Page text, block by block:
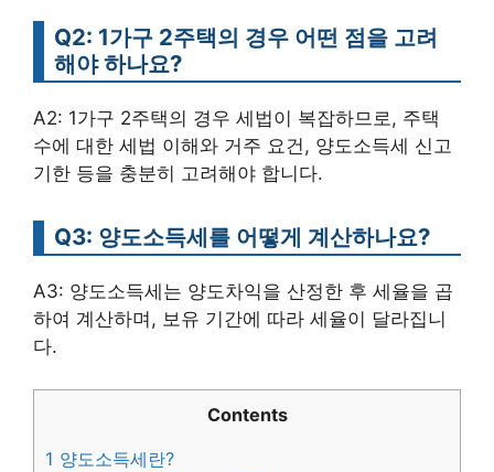
Q2: 1가구 2주택의 경우 어떤 점을 고려
해야 하나요?
A2: 1가구 2주택의 경우 세법이 복잡하므로, 주택
수에 대한 세법 이해와 거주 요건, 양도소득세 신고
기한 등을 충분히 고려해야 합니다.
Q3: 양도소득세를 어떻게 계산하나요?
A3: 양도소득세는 양도차익을 산정한 후 세율을 곱
하여 계산하며, 보유 기간에 따라 세율이 달라집니
다.
Contents
1 양도소득세란?